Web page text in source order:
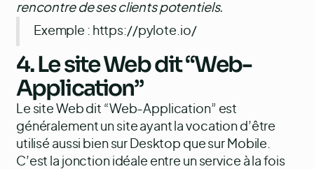
rencontre de ses clients potentiels.
Exemple : https://pylote.io/
4. Le site Web dit “Web-
Application”
Le site Web dit “Web-Application” est
généralement un site ayant la vocation d’être
utilisé aussi bien sur Desktop que sur Mobile.
C’est la jonction idéale entre un service à la fois